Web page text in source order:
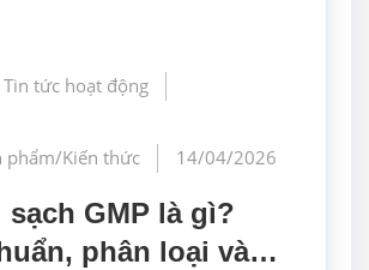
Tin tức hoạt động
phẩm/Kiến thức 14/04/2026
sạch GMP là gì?
phân loại và